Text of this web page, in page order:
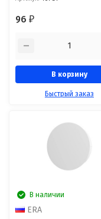
96₽
В корзину
Быстрый заказ
В наличии
ERA